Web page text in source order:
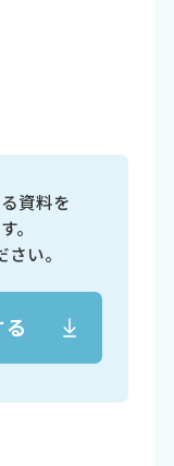
資料を
。
い。